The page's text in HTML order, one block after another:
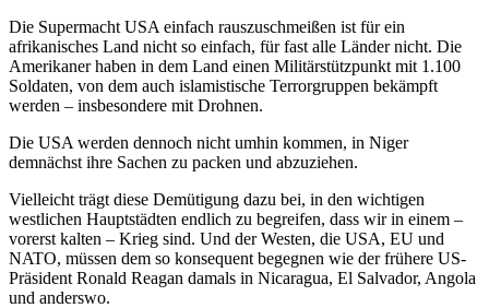
Die Supermacht USA einfach rauszuschmeißen ist für ein
afrikanisches Land nicht so einfach, für fast alle Länder nicht. Die
Amerikaner haben in dem Land einen Militärstützpunkt mit 1.100
Soldaten, von dem auch islamistische Terrorgruppen bekämpft
werden – insbesondere mit Drohnen.
Die USA werden dennoch nicht umhin kommen, in Niger
demnächst ihre Sachen zu packen und abzuziehen.
Vielleicht trägt diese Demütigung dazu bei, in den wichtigen
westlichen Hauptstädten endlich zu begreifen, dass wir in einem –
vorerst kalten – Krieg sind. Und der Westen, die USA, EU und
NATO, müssen dem so konsequent begegnen wie der frühere US-
Präsident Ronald Reagan damals in Nicaragua, El Salvador, Angola
und anderswo.